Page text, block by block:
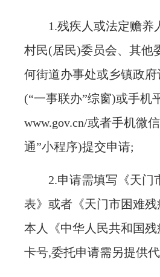
1.残疾人或法定赡养
村民(居民)委员会、其他
何街道办事处或乡镇政
(“一事联办”综窗)或手机
www.gov.cn/或者手机微
通”小程序)提交申请;
2.申请需填写《天门
表》或者《天门市困难
本人《中华人民共和国
卡号,委托申请需另提供